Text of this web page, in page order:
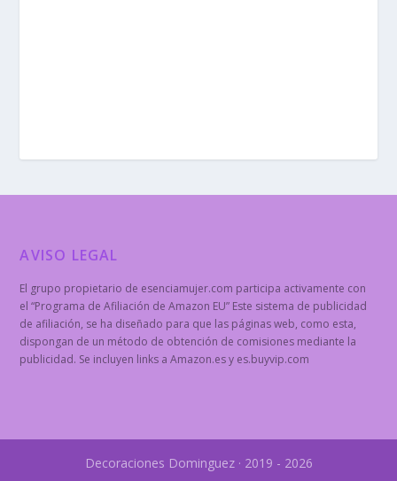
AVISO LEGAL
El grupo propietario de esenciamujer.com participa activamente con
el “Programa de Afiliación de Amazon EU” Este sistema de publicidad
de afiliación, se ha diseñado para que las páginas web, como esta,
dispongan de un método de obtención de comisiones mediante la
publicidad. Se incluyen links a Amazon.es y es.buyvip.com
Decoraciones Dominguez · 2019 - 2026